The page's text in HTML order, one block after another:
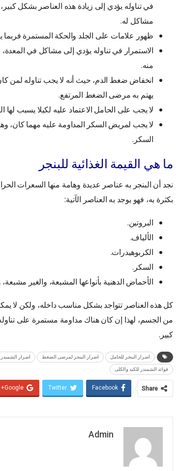
في تناوله يؤدي إلى زيادة هذه العناصر بشكل
مشاكل له.
ظهور علامات على الجلد والحكة المستمرة
الاستمرار في تناوله يؤدي إلى مشاكل في المعدة،
منه.
انخفاض ضغط الدم، حيث أنه لا يجب تناوله لمن
يهتم به مرضى الضغط المرتفع.
لا يجب على الحامل الاعتماد عليه لكيلا يسبب لها
لا يجب لمريض السكر المداومة عليه مهما كان،
السكر.
ما هي القيمة الغذائية للبنجر
نجد أن البنجر به عناصر عديدة وهامة منها السعرات
بكثرة به، فهو يوجد به العناصر الآتية:
البروتين.
الألياف.
الكربوهيدرات.
السكر.
الأحماض الدهنية بأنواعها المشبعة، والغير مشبعة،
كل هذه العناصر تتواجد بشكل مناسب داخله، ولكن لا
من الجسم، لهذا إن كان هناك مداومة مستمرة على
كبير.
اضرار البنجر للحامل اضرار البنجر لمرضى الضغط اضرار
فوائد الشمندر للكبد والكلى
Share
Facebook
Twitter
Google+
Admin